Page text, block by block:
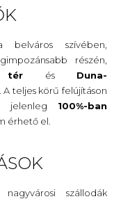
belváros szívében,
részén,
tér és Duna-
teljes körű felújításon
jelenleg 100%-ban
érhető el.
szállodák